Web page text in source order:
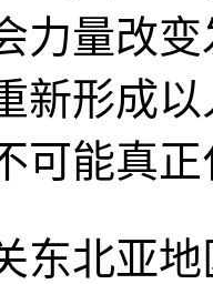
力量改
新形成
可能真
东北亚